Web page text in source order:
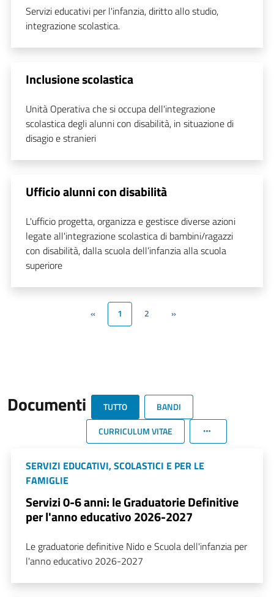
Servizi educativi per l'infanzia, diritto allo studio,
integrazione scolastica.
Inclusione scolastica
Unità Operativa che si occupa dell'integrazione
scolastica degli alunni con disabilità, in situazione di
disagio e stranieri
Ufficio alunni con disabilità
L'ufficio progetta, organizza e gestisce diverse azioni
legate all'integrazione scolastica di bambini/ragazzi
con disabilità, dalla scuola dell’infanzia alla scuola
superiore
« 1 2 »
Documenti TUTTO
BANDI
CURRICULUM VITAE
SERVIZI EDUCATIVI, SCOLASTICI E PER LE
FAMIGLIE
Servizi 0-6 anni: le Graduatorie Definitive
per l'anno educativo 2026-2027
Le graduatorie definitive Nido e Scuola dell'infanzia per
l'anno educativo 2026-2027